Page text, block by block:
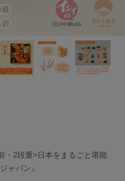
・2段重>日本をまるごと堪能
ャパン』